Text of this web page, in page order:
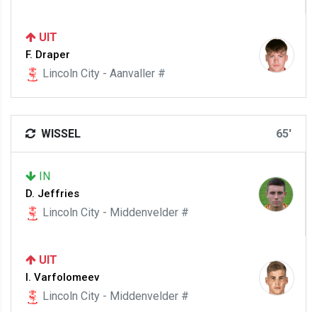
UIT
F. Draper
Lincoln City - Aanvaller #
WISSEL 65'
IN
D. Jeffries
Lincoln City - Middenvelder #
UIT
I. Varfolomeev
Lincoln City - Middenvelder #